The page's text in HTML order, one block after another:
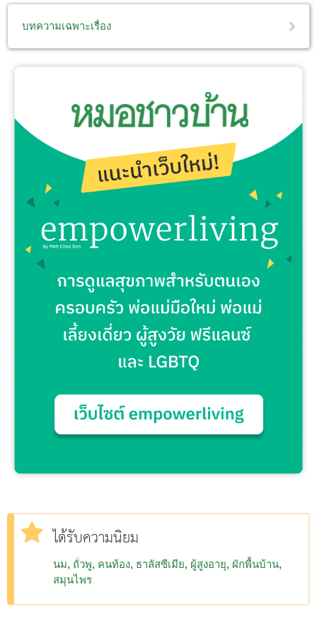
บทความเฉพาะเรื่อง
ได้รับความนิยม
นม ถั่วพู คนท้อง ธาลัสซีเมีย ผู้สูงอายุ ผักพื้นบ้าน
สมุนไพร